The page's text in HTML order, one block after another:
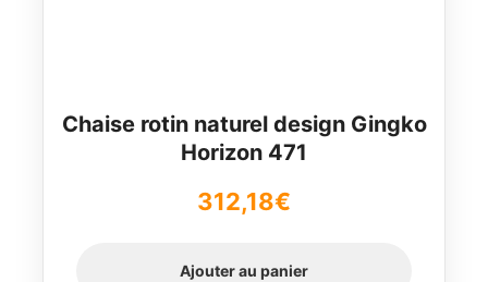
Chaise rotin naturel design Gingko
Horizon 471
312,18€
Ajouter au panier